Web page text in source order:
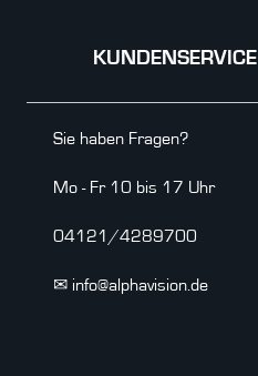
KUNDENSERVICE
Sie haben Fragen?
Mo - Fr 10 bis 17 Uhr
04121/4289700
✉ info@alphavision.de